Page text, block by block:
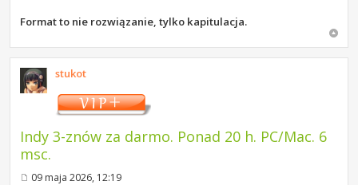
Format to nie rozwiązanie, tylko kapitulacja.
stukot
Indy 3-znów za darmo. Ponad 20 h. PC/Mac. 6
msc.
09 maja 2026, 12:19